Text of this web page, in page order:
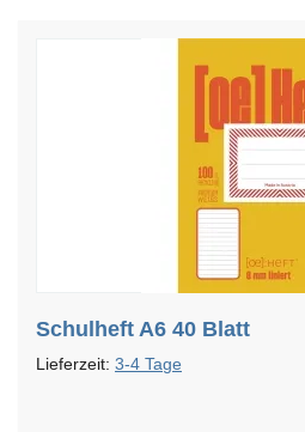
Schulheft A6 40 Blatt
Lieferzeit: 3-4 Tage